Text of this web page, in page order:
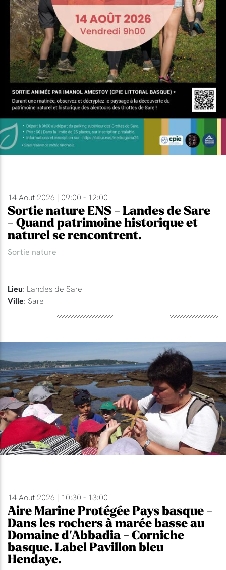
14 Aout 2026 | 09:00 - 12:00
Sortie nature ENS - Landes de Sare
- Quand patrimoine historique et
naturel se rencontrent.
Sortie nature
Lieu: Landes de Sare
Ville: Sare
14 Aout 2026 | 10:30 - 13:00
Aire Marine Protégée Pays basque -
Dans les rochers à marée basse au
Domaine d'Abbadia - Corniche
basque. Label Pavillon bleu
Hendaye.